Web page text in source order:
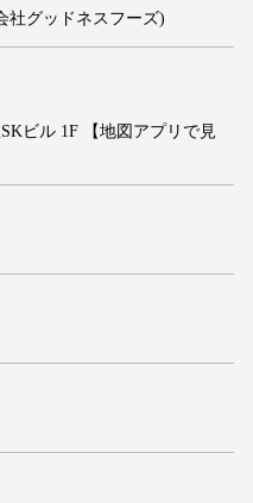
社グッドネスフーズ)
ビル 1F
【地図アプリで見